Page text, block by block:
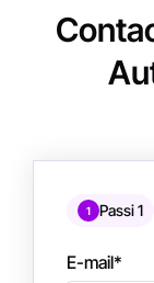
1 Passi 1
E-mail*